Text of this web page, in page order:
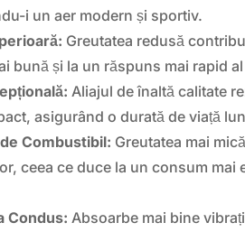
i un aer modern și sportiv.
Greutatea redusă
bună și la un răspuns mai rapid
Aliajul de înaltă calitate
asigurând o durată de viață
Combustibil: Greutatea mai
ceea ce duce la un consum mai
Condus: Absoarbe mai bine